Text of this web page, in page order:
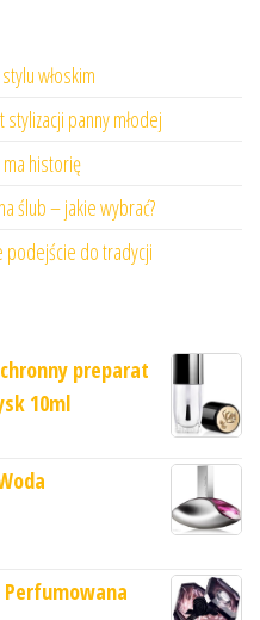
włoskim
panny młodej
historię
ślub – jakie wybrać?
podejście do tradycji
preparat
10ml
Perfumowana